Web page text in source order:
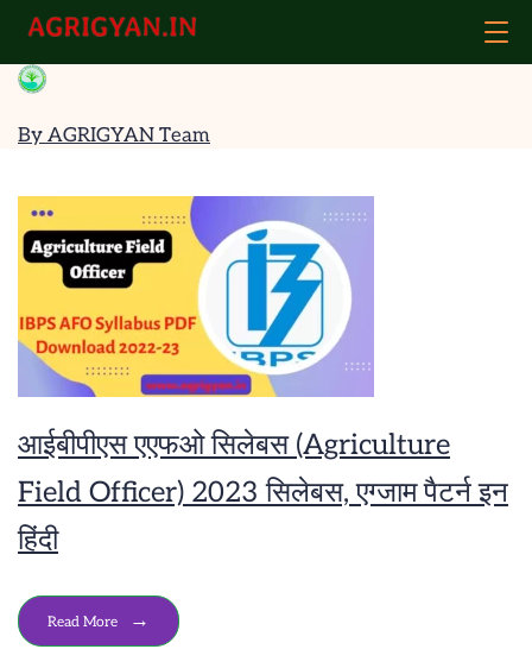
Skip
content
Agrigyan
By AGRIGYAN Team
आईबीपीएस एएफओ सिलेबस (Agriculture
Field Officer) 2023 सिलेबस, एग्जाम पैटर्न इन
हिंदी
Read More